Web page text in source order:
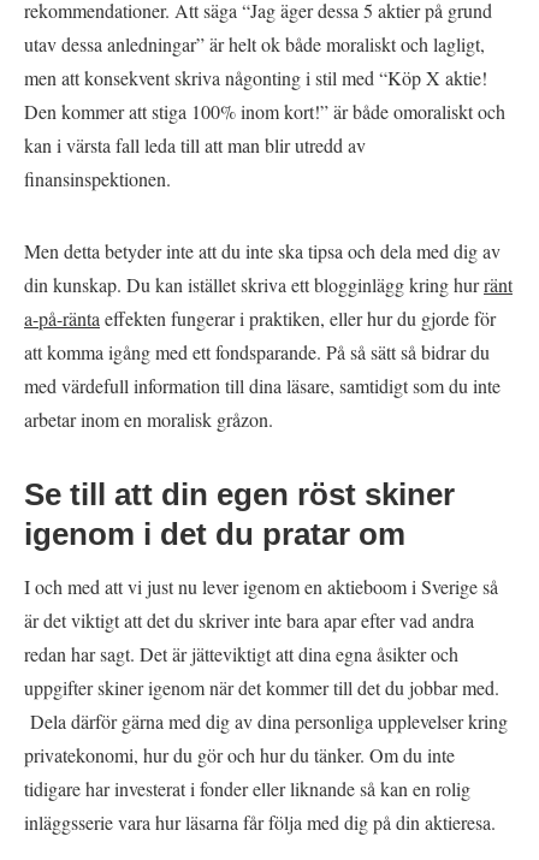
rekommendationer. Att säga “Jag äger dessa 5 aktier på grund
utav dessa anledningar” är helt ok både moraliskt och lagligt,
men att konsekvent skriva någonting i stil med “Köp X aktie!
Den kommer att stiga 100% inom kort!” är både omoraliskt och
kan i värsta fall leda till att man blir utredd av
finansinspektionen.
Men detta betyder inte att du inte ska tipsa och dela med dig av
din kunskap. Du kan istället skriva ett blogginlägg kring hurränt
a-på-ränta effekten fungerar i praktiken, eller hur du gjorde för
att komma igång med ett fondsparande. På så sätt så bidrar du
med värdefull information till dina läsare, samtidigt som du inte
arbetar inom en moralisk gråzon.
Se till att din egen röst skiner
igenom i det du pratar om
I och med att vi just nu lever igenom en aktieboom i Sverige så
är det viktigt att det du skriver inte bara apar efter vad andra
redan har sagt. Det är jätteviktigt att dina egna åsikter och
uppgifter skiner igenom när det kommer till det du jobbar med.
Dela därför gärna med dig av dina personliga upplevelser kring
privatekonomi, hur du gör och hur du tänker. Om du inte
tidigare har investerat i fonder eller liknande så kan en rolig
inläggsserie vara hur läsarna får följa med dig på din aktieresa.